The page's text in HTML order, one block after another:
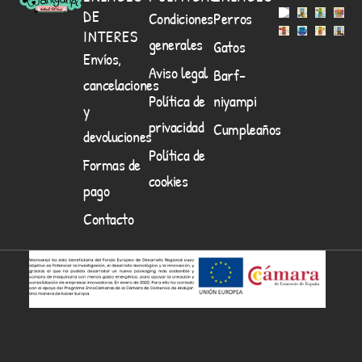
DE
INTERES
Envíos,
cancelaciones
y
devoluciones
Formas de
pago
Contacto
Condiciones
generales
Aviso legal
Política de
privacidad
Política de
cookies
Perros
Gatos
Barf-
niyampi
Cumpleaños